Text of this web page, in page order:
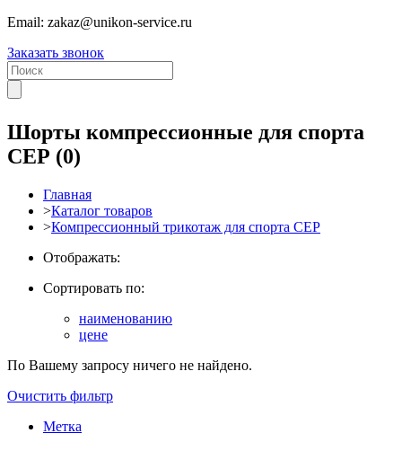
Email: zakaz@unikon-service.ru
Заказать звонок
Шорты компрессионные для спорта
СЕР (0)
Главная
>Каталог товаров
>Компрессионный трикотаж для спорта СЕР
Отображать:
Сортировать по:
наименованию
цене
По Вашему запросу ничего не найдено.
Очистить фильтр
Метка